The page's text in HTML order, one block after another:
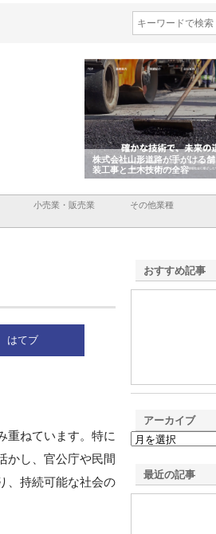
株式会社山形道路が手がける舗
装工事と土木技術の全容
小売業・販売業 その他業種
はてブ
重ねています。特に
かし、官公庁や民間
、持続可能な社会の
おすすめ記事
アーカイブ
最近の記事